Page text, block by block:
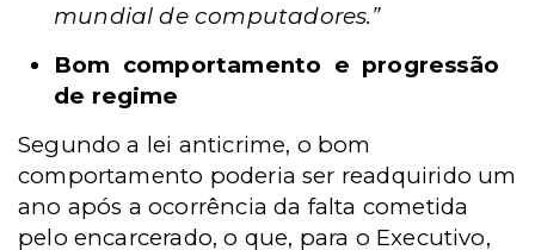
mundial de computadores.”
Bom comportamento e progressão
de regime
Segundo a lei anticrime, o bom
comportamento poderia ser readquirido um
ano após a ocorrência da falta cometida
pelo encarcerado, o que, para o Executivo,